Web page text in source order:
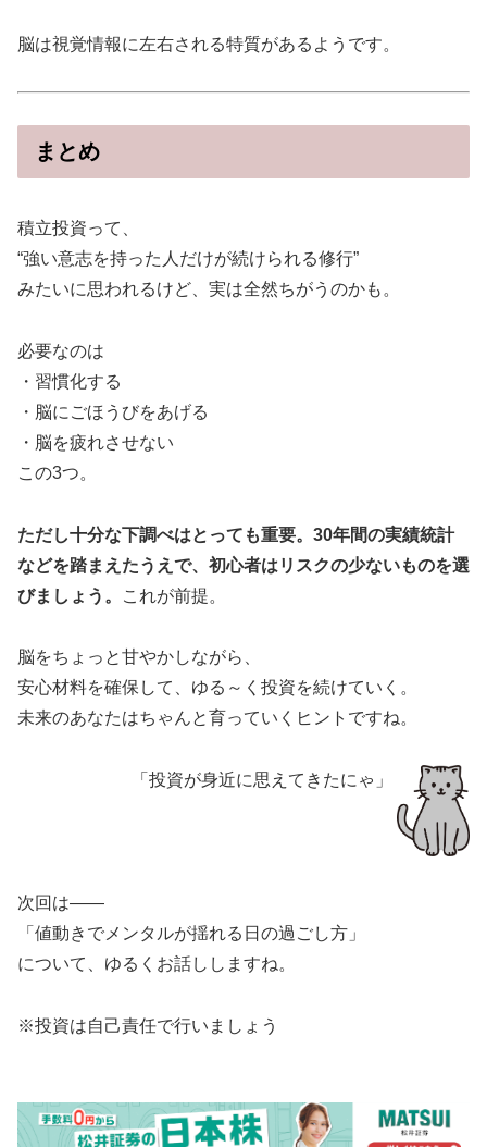
脳は視覚情報に左右される特質があるようです。
まとめ
積立投資って、
“強い意志を持った人だけが続けられる修行”
みたいに思われるけど、実は全然ちがうのかも。
必要なのは
・習慣化する
・脳にごほうびをあげる
・脳を疲れさせない
この3つ。
ただし十分な下調べはとっても重要。30年間の実績統計
などを踏まえたうえで、初心者はリスクの少ないものを選
びましょう。
これが前提。
脳をちょっと甘やかしながら、
安心材料を確保して、ゆる～く投資を続けていく。
未来のあなたはちゃんと育っていくヒントですね。
「投資が身近に思えてきたにゃ」
次回は——
「値動きでメンタルが揺れる日の過ごし方」
について、ゆるくお話ししますね。
※投資は自己責任で行いましょう